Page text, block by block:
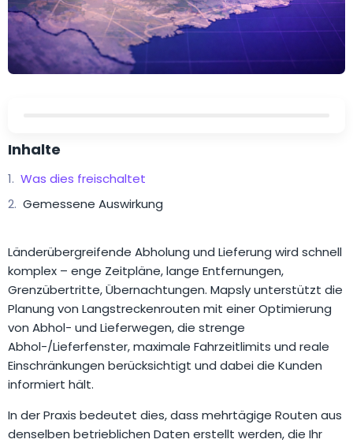
Inhalte
Was dies freischaltet
Gemessene Auswirkung
Länderübergreifende Abholung und Lieferung wird schnell
komplex – enge Zeitpläne, lange Entfernungen,
Grenzübertritte, Übernachtungen. Mapsly unterstützt die
Planung von Langstreckenrouten mit einer Optimierung
von Abhol- und Lieferwegen, die strenge
Abhol-/Lieferfenster, maximale Fahrzeitlimits und reale
Einschränkungen berücksichtigt und dabei die Kunden
informiert hält.
In der Praxis bedeutet dies, dass mehrtägige Routen aus
denselben betrieblichen Daten erstellt werden, die Ihr